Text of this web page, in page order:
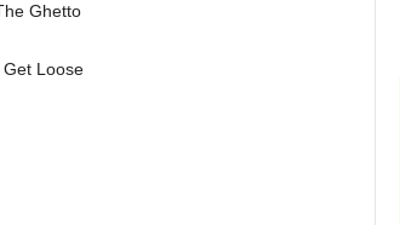
Ghetto
Loose